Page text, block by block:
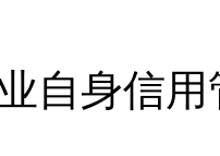
自身信